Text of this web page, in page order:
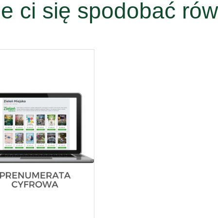
ci się spodobać